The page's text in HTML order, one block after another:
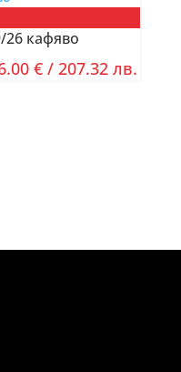
кафяво
€ / 207.32 лв.